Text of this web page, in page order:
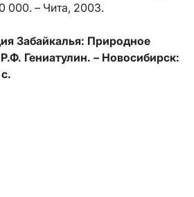
000. – Чита, 2003.
Забайкалья: Природное
Гениатулин. – Новосибирск: